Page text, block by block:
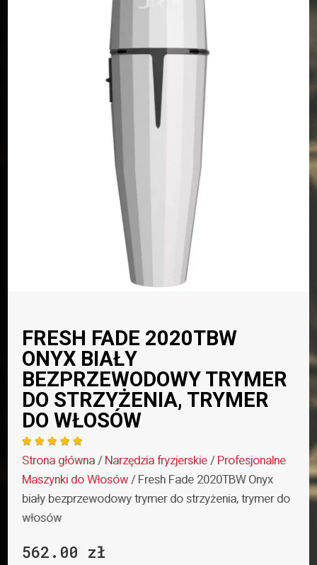
FRESH FADE 2020TBW
ONYX BIAŁY
BEZPRZEWODOWY TRYMER
DO STRZYŻENIA, TRYMER
DO WŁOSÓW
    
Strona główna / Narzędzia fryzjerskie / Profesjonalne
Maszynki do Włosów/ Fresh Fade 2020TBW Onyx
biały bezprzewodowy trymer do strzyżenia, trymer do
włosów
562.00 zł